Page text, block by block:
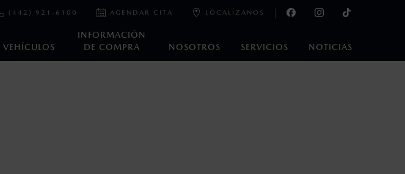
VEHÍCULOS
INFORMACIÓN
DE COMPRA
NOSOTROS SERVICIOS NOTICIAS
(442) 921-6100 AGENDAR CITA LOCALÍZANOS